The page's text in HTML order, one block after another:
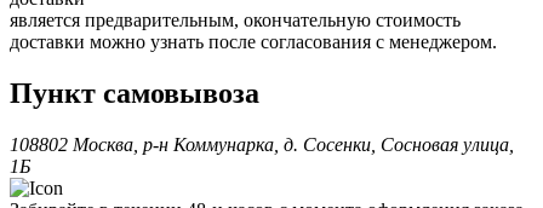
является предварительным, окончательную стоимость
доставки можно узнать после согласования с менеджером.
Пункт самовывоза
108802 Москва, р-н Коммунарка, д. Сосенки, Сосновая улица,
1Б